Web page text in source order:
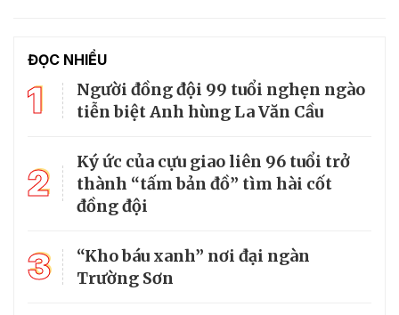
ĐỌC NHIỀU
1
Người đồng đội 99 tuổi nghẹn ngào
tiễn biệt Anh hùng La Văn Cầu
2
Ký ức của cựu giao liên 96 tuổi trở
thành “tấm bản đồ” tìm hài cốt
đồng đội
3
“Kho báu xanh” nơi đại ngàn
Trường Sơn